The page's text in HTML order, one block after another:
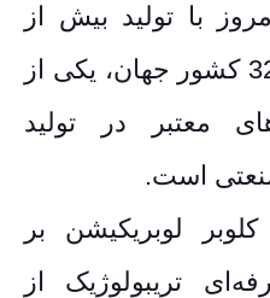
با تولید بیش از
7500 نوع محصول در 32 کشور جهان، یکی از
معتبر در تولید
است.
لوبریکیشن بر
تریبولوژیک از